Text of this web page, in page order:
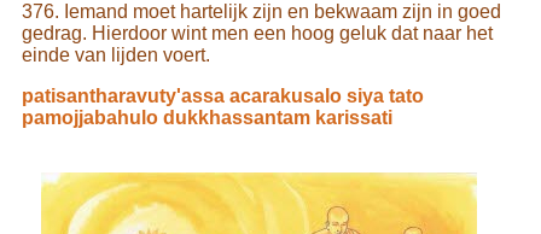
376. Iemand moet hartelijk zijn en bekwaam zijn in goed
gedrag. Hierdoor wint men een hoog geluk dat naar het
einde van lijden voert.
patisantharavuty'assa acarakusalo siya tato
pamojjabahulo dukkhassantam karissati